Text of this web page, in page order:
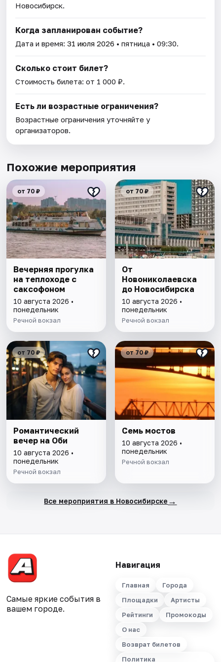
Новосибирск.
Когда запланирован событие?
Дата и время:31 июля 2026 • пятница • 09:30.
Сколько стоит билет?
Стоимость билета: от 1 000 ₽.
Есть ли возрастные ограничения?
Возрастные ограничения уточняйте у
организаторов.
Похожие мероприятия
от 70 ₽
Вечерняя прогулка
на теплоходе с
саксофоном
10 августа 2026 •
понедельник
Речной вокзал
от 70 ₽
От
Новониколаевска
до Новосибирска
10 августа 2026 •
понедельник
Речной вокзал
от 70 ₽
Романтический
вечер на Оби
10 августа 2026 •
понедельник
Речной вокзал
от 70 ₽
Семь мостов
10 августа 2026 •
понедельник
Речной вокзал
Все мероприятия в Новосибирске →
Самые яркие события в
вашем городе.
Навигация
Главная
Города
Площадки
Артисты
Рейтинги
Промокоды
О нас
Возврат билетов
Политика